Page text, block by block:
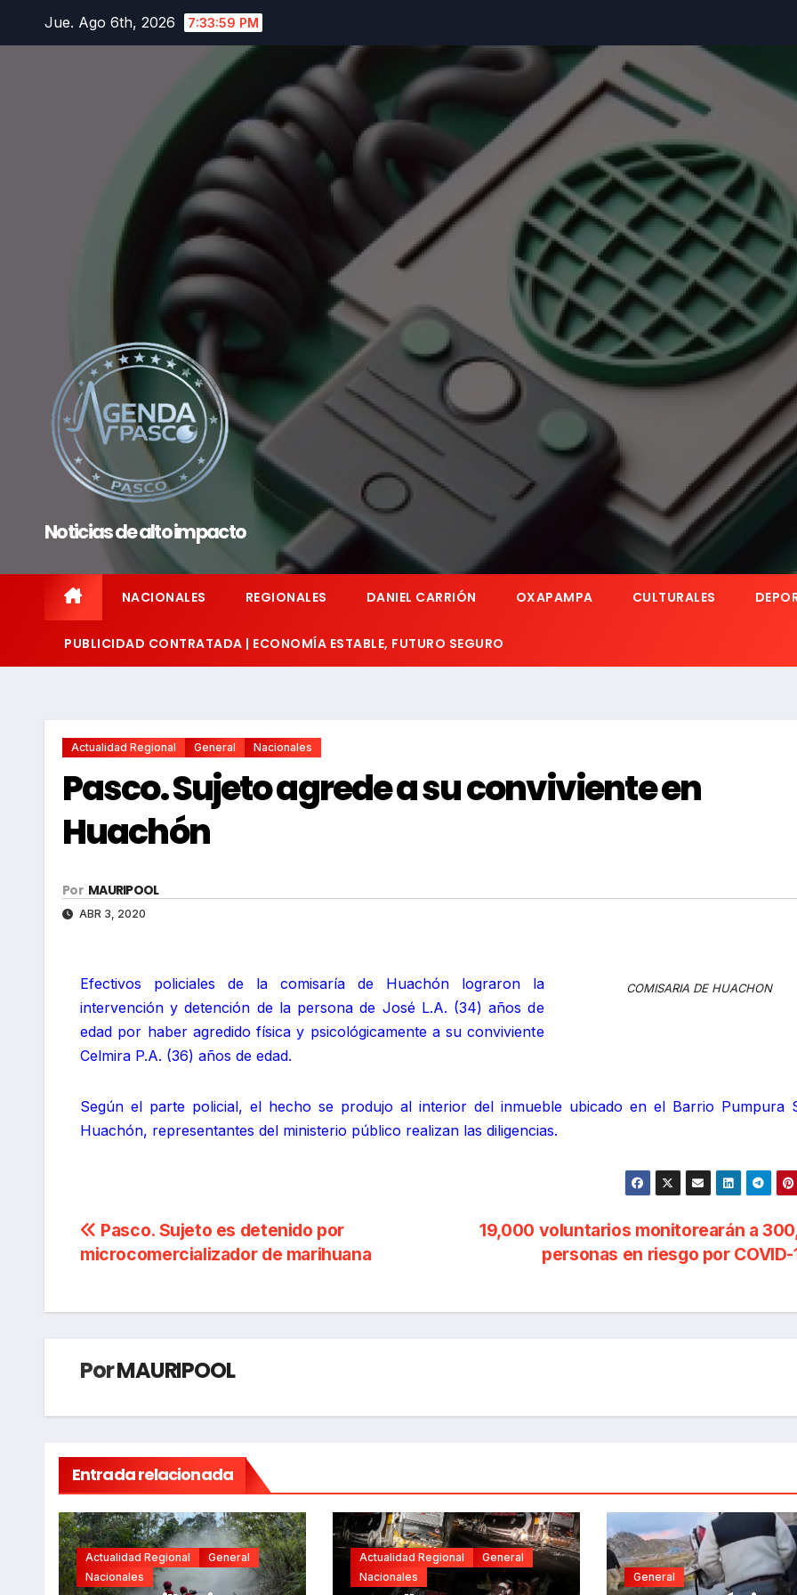
Jue. Ago 6th, 2026 7:34:00 PM
Noticias de alto impacto
NACIONALES REGIONALES DANIEL CARRIÓN OXAPAMPA CULTURALES
PUBLICIDAD CONTRATADA | ECONOMÍA ESTABLE, FUTURO SEGURO
Actualidad Regional General Nacionales
Pasco. Sujeto agrede a su conviviente en
Huachón
Por MAURIPOOL
ABR 3, 2020
COMISARIA DE HUACHON
Efectivos policiales de la comisaría de Huachón lograron la
intervención y detención de la persona de José L.A. (34) años de
edad por haber agredido física y psicológicamente a su conviviente
Celmira P.A. (36) años de edad.
Según el parte policial, el hecho se produjo al interior del inmueble ubicado en el Barrio Pumpura
Huachón, representantes del ministerio público realizan las diligencias.
Navegación
de
entradas
19,000 voluntarios monitorearán a
personas en riesgo por COVID-
Pasco. Sujeto es detenido por
microcomercializador de marihuana
PorMAURIPOOL
Entrada relacionada
Actualidad Regional
General
Nacionales
Actualidad Regional
General
Nacionales
General